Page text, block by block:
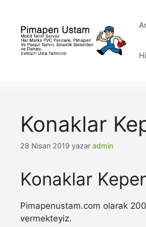
Konaklar
28 Nisan 2019 yazar admin
Konaklar
Pimapenustam.com olarak
vermekteyiz.